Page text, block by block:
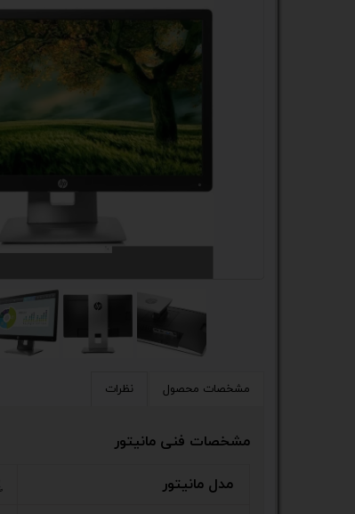
مشخصات محصول نظرات
مشخصات فنی مانیتور
مدل مانیتور